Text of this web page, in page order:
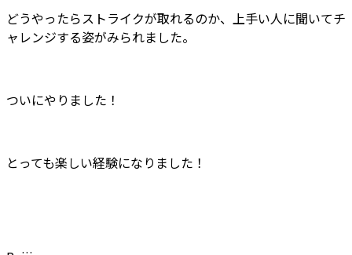
どうやったらストライクが取れるのか、上手い人に聞いてチ
ャレンジする姿がみられました。
ついにやりました！
とっても楽しい経験になりました！